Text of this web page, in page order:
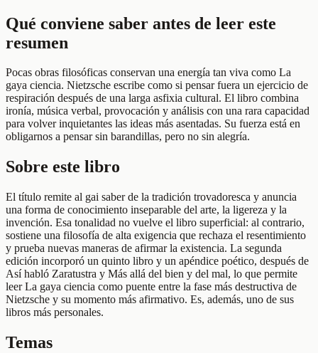
Qué conviene saber antes de leer este
resumen
Pocas obras filosóficas conservan una energía tan viva como La
gaya ciencia. Nietzsche escribe como si pensar fuera un ejercicio de
respiración después de una larga asfixia cultural. El libro combina
ironía, música verbal, provocación y análisis con una rara capacidad
para volver inquietantes las ideas más asentadas. Su fuerza está en
obligarnos a pensar sin barandillas, pero no sin alegría.
Sobre este libro
El título remite al gai saber de la tradición trovadoresca y anuncia
una forma de conocimiento inseparable del arte, la ligereza y la
invención. Esa tonalidad no vuelve el libro superficial: al contrario,
sostiene una filosofía de alta exigencia que rechaza el resentimiento
y prueba nuevas maneras de afirmar la existencia. La segunda
edición incorporó un quinto libro y un apéndice poético, después de
Así habló Zaratustra y Más allá del bien y del mal, lo que permite
leer La gaya ciencia como puente entre la fase más destructiva de
Nietzsche y su momento más afirmativo. Es, además, uno de sus
libros más personales.
Temas